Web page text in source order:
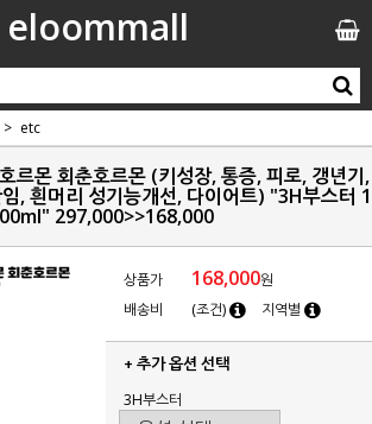
eloommall
etc
르몬 회춘호르몬 (키성장, 통증, 피로, 갱년기,
, 흰머리 성기능개선, 다이어트) "3H부스터 1
00ml" 297,000>>168,000
상품가 168,000원
배송비
(조건) 지역별
+ 추가 옵션 선택
3H부스터